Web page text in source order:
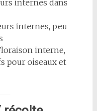
internes dans
internes, peu
interne,
pour oiseaux et